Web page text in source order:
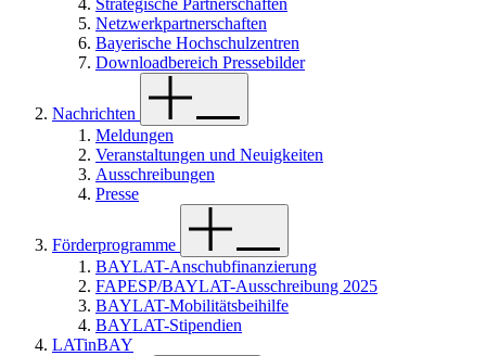
Strategische Partnerschaften
Netzwerkpartnerschaften
Bayerische Hochschulzentren
Downloadbereich Pressebilder
Nachrichten
Meldungen
Veranstaltungen und Neuigkeiten
Ausschreibungen
Presse
Förderprogramme
BAYLAT-Anschubfinanzierung
FAPESP/BAYLAT-Ausschreibung 2025
BAYLAT-Mobilitätsbeihilfe
BAYLAT-Stipendien
LATinBAY